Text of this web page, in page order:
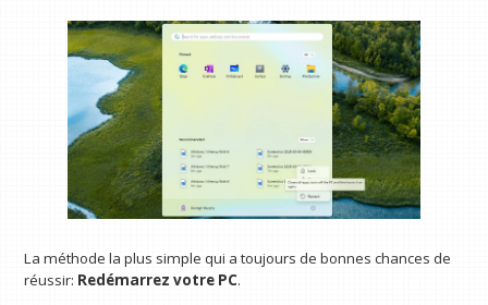
La méthode la plus simple qui a toujours de bonnes chances de
réussir: Redémarrez votre PC.